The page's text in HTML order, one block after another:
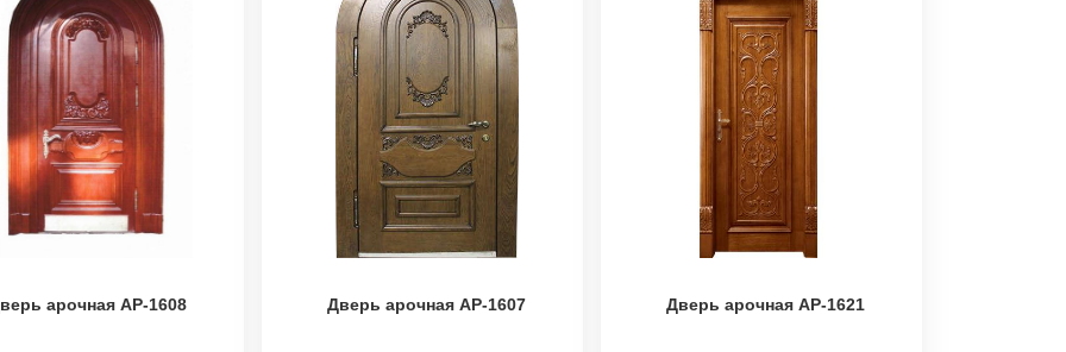
арочная АР-1608 Дверь арочная АР-1607 Дверь арочная АР-1621